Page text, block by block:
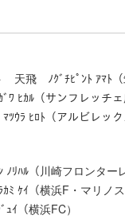
飛 ﾉｸﾞﾁﾋﾟﾝﾄ ｱﾏﾄ（
ｶﾙ（サンフレッチェ
ﾋﾛﾄ（アルビレック
ﾙ（川崎フロンターレ
ｲ（横浜F・マリノス
横浜FC）